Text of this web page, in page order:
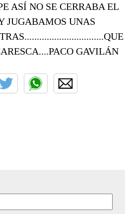
ASÍ NO SE CERRABA EL
JUGABAMOS UNAS
GAVILÁN